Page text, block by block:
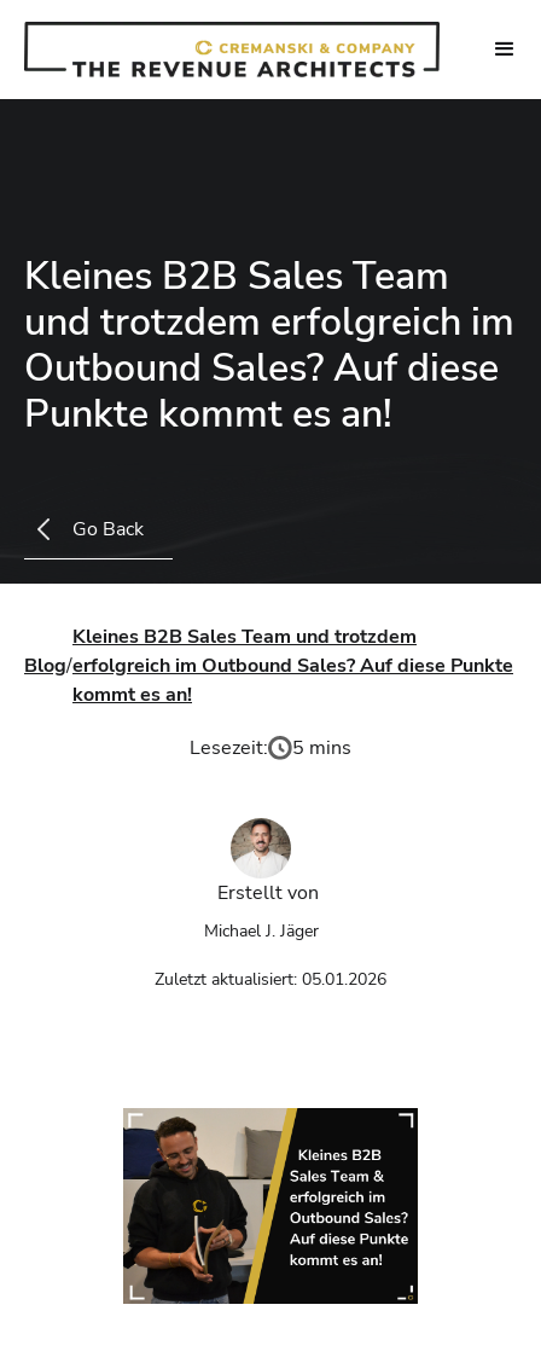
Kleines B2B Sales Team
und trotzdem erfolgreich im
Outbound Sales? Auf diese
Punkte kommt es an!
Go Back
Blog/
Kleines B2B Sales Team und trotzdem
erfolgreich im Outbound Sales? Auf diese Punkte
kommt es an!
Lesezeit:
5 mins
Erstellt von
Michael J. Jäger
Zuletzt aktualisiert: 05.01.2026